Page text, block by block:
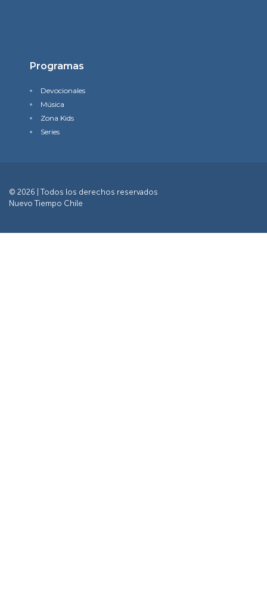
Programas
Devocionales
Música
Zona Kids
Series
© 2026 | Todos los derechos reservados
Nuevo Tiempo Chile